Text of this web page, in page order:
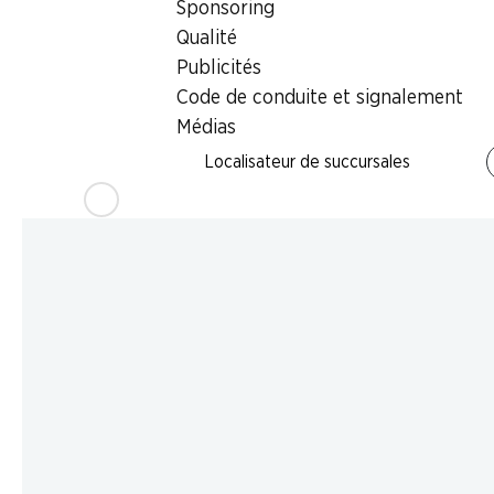
Sponsoring
Qualité
Publicités
Code de conduite et signalement
Médias
Localisateur de succursales